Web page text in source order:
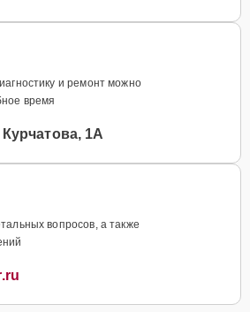
и ремонт можно
время
Курчатова, 1А
вопросов, а также